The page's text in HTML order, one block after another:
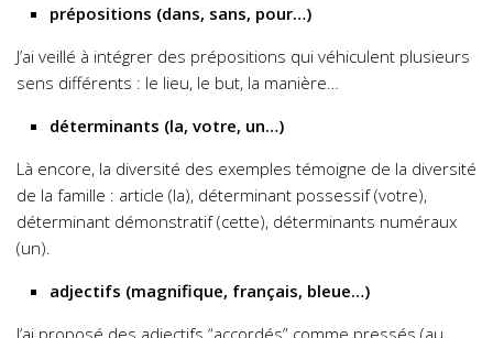
prépositions (dans, sans, pour…)
J’ai veillé à intégrer des prépositions qui véhiculent plusieurs
sens différents : le lieu, le but, la manière…
déterminants (la, votre, un…)
Là encore, la diversité des exemples témoigne de la diversité
de la famille : article (la), déterminant possessif (votre),
déterminant démonstratif (cette), déterminants numéraux
(un).
adjectifs (magnifique, français, bleue…)
J’ai proposé des adjectifs “accordés” comme pressés (au